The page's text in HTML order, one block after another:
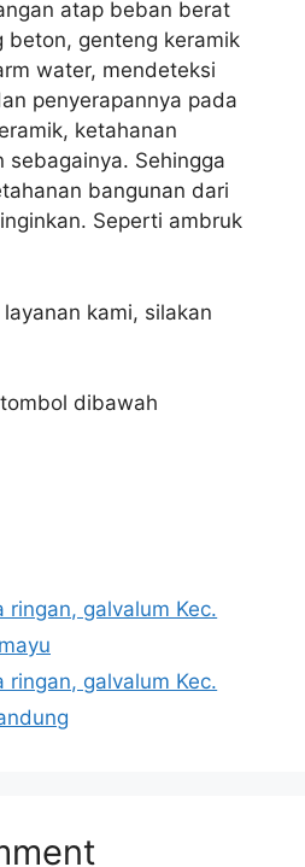
atap beban berat
beton, genteng keramik
water, mendeteksi
penyerapannya pada
ketahanan
Sehingga
bangunan dari
Seperti ambruk
kami, silakan
dibawah
ringan, galvalum Kec.
ringan, galvalum Kec.